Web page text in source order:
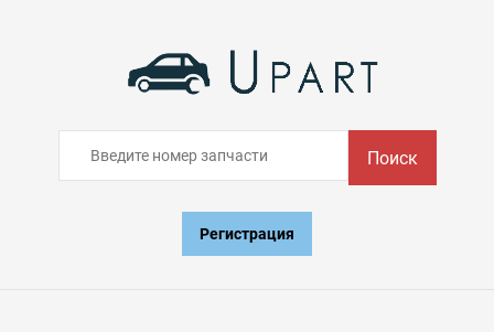
Поиск
Регистрация